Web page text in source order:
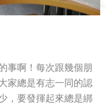
事啊！每次跟幾個朋
家總是有志一同的認
，要發揮起來總是綁